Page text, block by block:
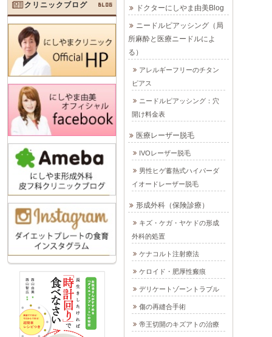
ドクターにしやま由美Blog
ニードルピアッシング（局
所麻酔と医療ニードルによ
る）
アレルギーフリーのチタン
ピアス
ニードルピアッシング：穴
開け料金表
医療レーザー脱毛
IVOレーザー脱毛
男性ヒゲ蓄熱式ハイパーダ
イオードレーザー脱毛
形成外科（保険診療）
キズ・ケガ・ヤケドの形成
外科的処置
ケナコルト注射療法
ケロイド・肥厚性瘢痕
デリケートゾーントラブル
傷の再縫合手術
帝王切開のキズアトの治療
クリニックブログ BLOG